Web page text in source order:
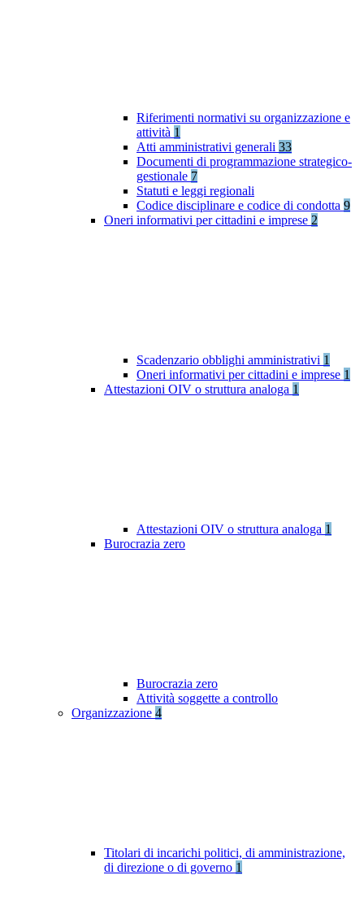
Riferimenti normativi su organizzazione e
attività 1
Atti amministrativi generali 33
Documenti di programmazione strategico-
gestionale 7
Statuti e leggi regionali
Codice disciplinare e codice di condotta 9
Oneri informativi per cittadini e imprese 2
Scadenzario obblighi amministrativi 1
Oneri informativi per cittadini e imprese 1
Attestazioni OIV o struttura analoga 1
Attestazioni OIV o struttura analoga 1
Burocrazia zero
Burocrazia zero
Attività soggette a controllo
Organizzazione 4
Titolari di incarichi politici, di amministrazione,
di direzione o di governo 1